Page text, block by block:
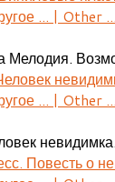
... | Other ...
... | Other ...